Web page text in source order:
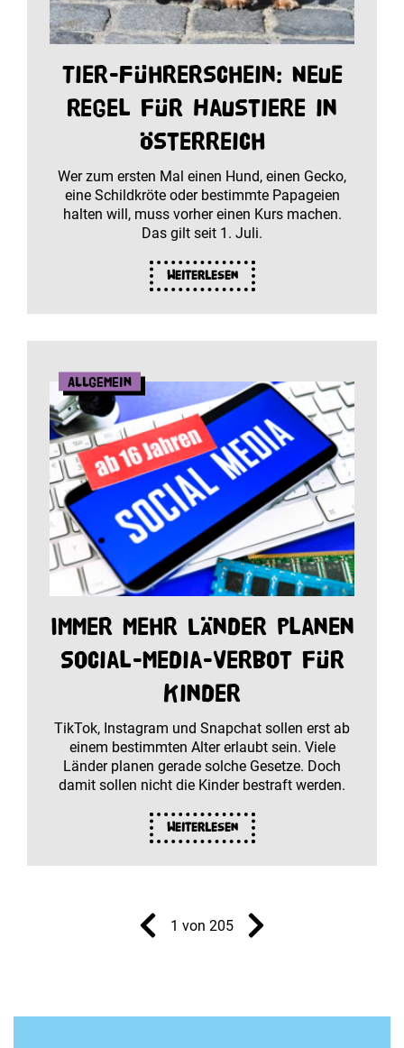
Tier-Führerschein: Neue
Regel für Haustiere in
Österreich
Wer zum ersten Mal einen Hund, einen Gecko,
eine Schildkröte oder bestimmte Papageien
halten will, muss vorher einen Kurs machen.
Das gilt seit 1. Juli.
Weiterlesen
Allgemein
Immer mehr Länder planen
Social-Media-Verbot für
Kinder
TikTok, Instagram und Snapchat sollen erst ab
einem bestimmten Alter erlaubt sein. Viele
Länder planen gerade solche Gesetze. Doch
damit sollen nicht die Kinder bestraft werden.
Weiterlesen
1 von 205